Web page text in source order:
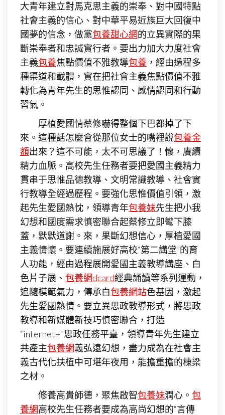
大青年建立對馬克思主義的崇奉、對中國特點
社會主義的信心、對中華平易近族巨大回復中
國夢的信念，做黨包養甜心網的立異實際的果
斷崇奉者和忠誠實行者。要出力加大力度社會
主義包養焦點價值不雅教導包養 ，經由過程多
種渠道和載體，實在把社會主義焦點價值不雅
轉化為青年先生的思惟認同、感情認同和行動
習氣。
厚植愛國情蔡修嚇得整個下巴都掉了下
來。這種話怎麼會從那位女士的嘴裡說包養金
額出來？這不可能，太不可思議了！懷，賡續
精力血脈。高校先生任務者要把愛國主義精力
貫串于思惟品德教導、文明常識教導、社會實
行教導全經過歷程。要強化思惟價值引領，激
起先生愛國熱忱，領導青年包養妹先生把小我
幻想和國度需求慎密聯合起蔡修立即彎下膝
蓋，默默道謝。來，果斷幻想信心，厚植愛國
主義情懷。要連續施展好高校“第二講堂”的育
人功能，經由過程展開愛國主義教導講座、白
色片子展、 包養網dcard經典誦讀等系列運動，
追隨模範氣力，傳承白包養網站色基因，激起
先生愛國熱情。要立異思政教導形式，將思政
教導和新媒體新技巧慎密聯合，打造
“internet+”思政任務平臺，領導青年先生建立
共產主包養網義弘遠幻想，盡力成為在社會主
義古代化扶植中可堪年夜用，能擔重擔的棟梁
之材。
修養高貴師德，聚焦啟智包養妹潤心。 包
養網高校先生任務者要成為高尚幻想的“言傳